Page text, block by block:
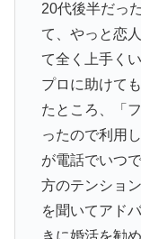
20代後半だっ
て、やっと恋
て全く上手く
プロに助けて
たところ、「
ったので利用
が電話でいつ
方のテンショ
を聞いてアド